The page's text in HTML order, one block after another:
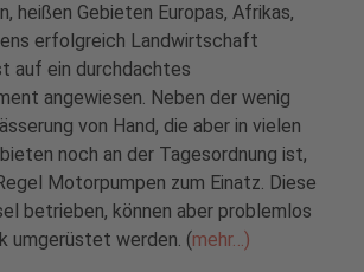
heißen Gebieten Europas, Afrikas,
erfolgreich Landwirtschaft
auf ein durchdachtes
angewiesen. Neben der wenig
von Hand, die aber in vielen
noch an der Tagesordnung ist,
Motorpumpen zum Einatz. Diese
betrieben, können aber problemlos
umgerüstet werden. (mehr…)